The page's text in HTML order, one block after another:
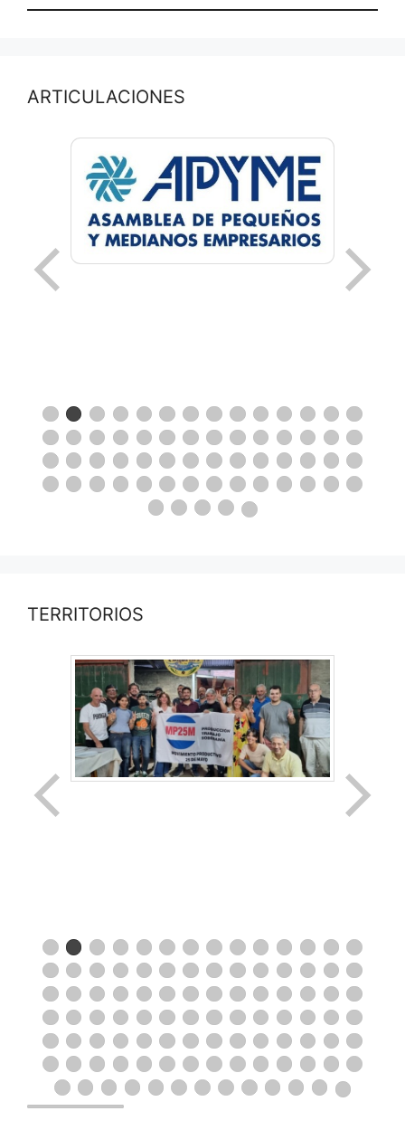
ARTICULACIONES
TERRITORIOS